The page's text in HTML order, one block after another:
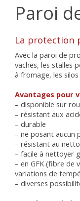
Paroi
La protection
Avec la paroi de
vaches, les stalles
à fromage, les
Avantages pour
– disponible sur
– résistant aux
– durable
– ne posant aucun
– résistant au
– facile à nettoyer
– en GFK (fibre de
variations de
– diverses